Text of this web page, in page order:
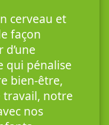
cerveau et
façon
d’une
qui pénalise
bien-être,
travail, notre
nos